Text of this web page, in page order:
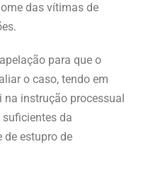
das vítimas de
para que o
o caso, tendo em
na instrução processual
da
estupro de